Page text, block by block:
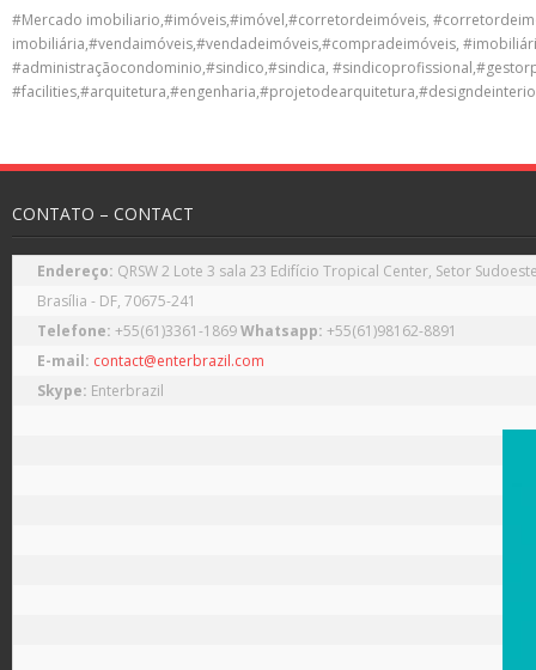
#Mercado imobiliario,#imóveis,#imóvel,#corretordeimóveis,
imobiliária,#vendaimóveis,#vendadeimóveis,#compradeimóveis,
#administraçãocondominio,#sindico,#sindica,
CONTATO – CONTACT
Endereço: QRSW 2 Lote 3 sala 23 Edifício Tropical Center, Setor
Telefone: +55(61)3361-1869 Whatsapp:
E-mail: contact@enterbrazil.com
Skype: